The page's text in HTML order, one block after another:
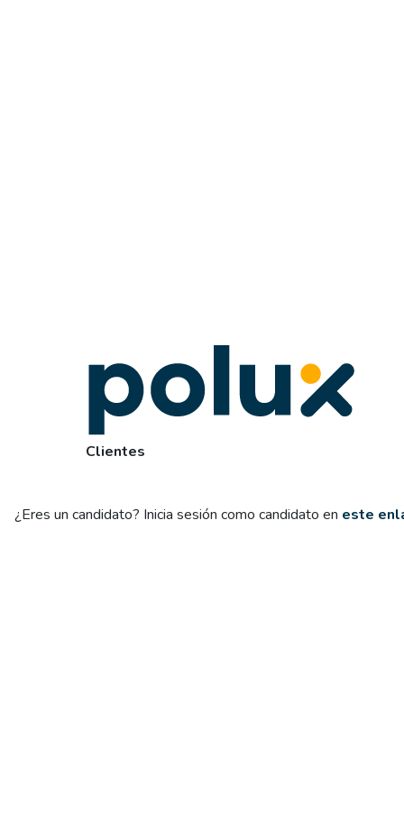
Clientes
¿Eres un candidato? Inicia sesión como candidato en este